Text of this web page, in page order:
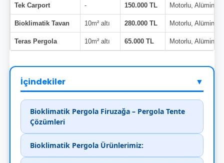
Tek Carport - 150.000 TL Motorlu,
Bioklimatik Tavan 10m² altı 280.000 TL Motorlu,
Teras Pergola 10m² altı 65.000 TL Motorlu,
İçindekiler ▼
Bioklimatik Pergola Firuzağa – Pergola Tente
Çözümleri
Bioklimatik Pergola Ürünlerimiz: